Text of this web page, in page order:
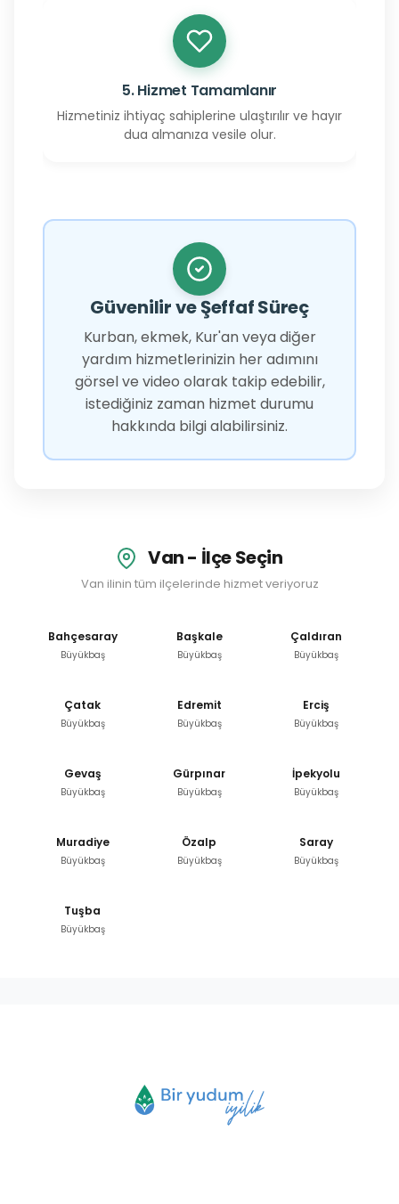
5. Hizmet Tamamlanır
Hizmetiniz ihtiyaç sahiplerine ulaştırılır ve hayır
dua almanıza vesile olur.
Güvenilir ve Şeffaf Süreç
Kurban, ekmek, Kur'an veya diğer
yardım hizmetlerinizin her adımını
görsel ve video olarak takip edebilir,
istediğiniz zaman hizmet durumu
hakkında bilgi alabilirsiniz.
Van - İlçe Seçin
Van ilinin tüm ilçelerinde hizmet veriyoruz
Bahçesaray
Büyükbaş
Başkale
Büyükbaş
Çaldıran
Büyükbaş
Çatak
Büyükbaş
Edremit
Büyükbaş
Erciş
Büyükbaş
Gevaş
Büyükbaş
Gürpınar
Büyükbaş
İpekyolu
Büyükbaş
Muradiye
Büyükbaş
Özalp
Büyükbaş
Saray
Büyükbaş
Tuşba
Büyükbaş